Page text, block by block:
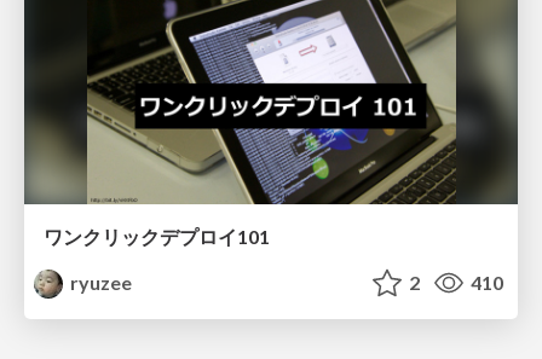
ワンクリックデプロイ101
ryuzee
2 410